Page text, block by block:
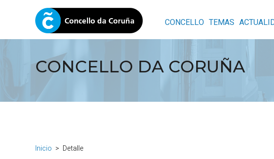
CONCELLO TEMAS
CONCELLO DA CORUÑA
Inicio Detalle